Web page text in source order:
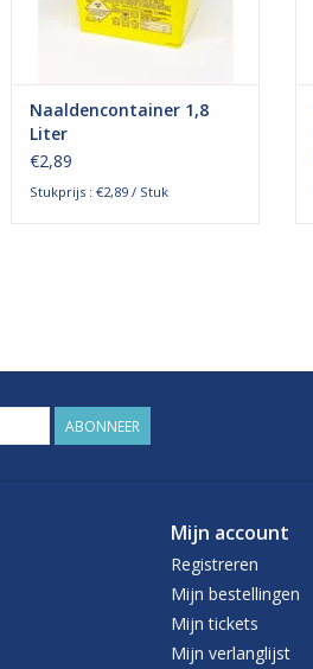
Naaldencontainer 1,8
Liter
€2,89
Stukprijs : €2,89 / Stuk
ABONNEER
Mijn account
Registreren
Mijn bestellingen
Mijn tickets
Mijn verlanglijst